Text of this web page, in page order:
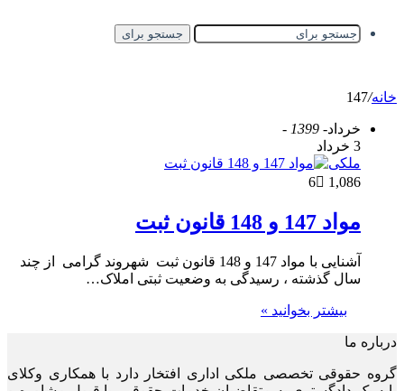
جستجو برای
خانه/
147
خرداد- 1399 -
3 خرداد
ملکی
6
1,086
مواد 147 و 148 قانون ثبت
آشنایی با مواد 147 و 148 قانون ثبت شهروند گرامی از چند
سال گذشته ، رسیدگی به وضعیت ثبتی املاک…
بیشتر بخوانید »
درباره ما
گروه حقوقی تخصصی ملکی اداری افتخار دارد با همکاری وکلای